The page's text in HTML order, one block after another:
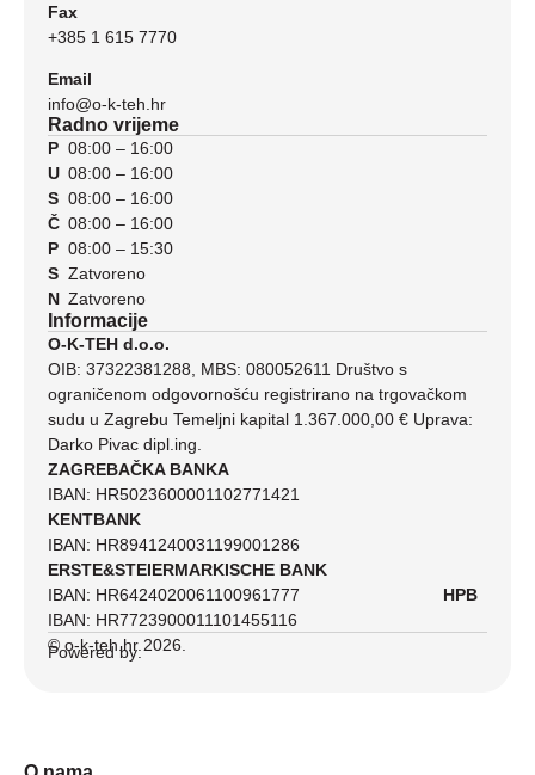
Fax
+385 1 615 7770
Email
info@o-k-teh.hr
Radno vrijeme
P
U
S
Č
P
S
N
08:00 – 16:00
08:00 – 16:00
08:00 – 16:00
08:00 – 16:00
08:00 – 15:30
Zatvoreno
Zatvoreno
Informacije
O-K-TEH d.o.o.
OIB: 37322381288, MBS: 080052611 Društvo s
ograničenom odgovornošću registrirano na trgovačkom
sudu u Zagrebu Temeljni kapital 1.367.000,00 € Uprava:
Darko Pivac dipl.ing.
ZAGREBAČKA BANKA
IBAN: HR5023600001102771421
KENTBANK
IBAN: HR8941240031199001286
ERSTE&STEIERMARKISCHE BANK
IBAN: HR6424020061100961777 HPB
IBAN: HR7723900011101455116
© o-k-teh.hr 2026.
Powered by: